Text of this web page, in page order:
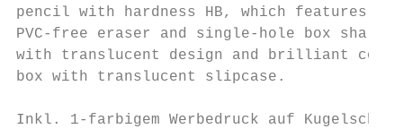
pencil with hardness HB, which features
PVC-free eraser and single-hole box
with translucent design and brilliant
box with translucent slipcase.
Inkl. 1-farbigem Werbedruck auf